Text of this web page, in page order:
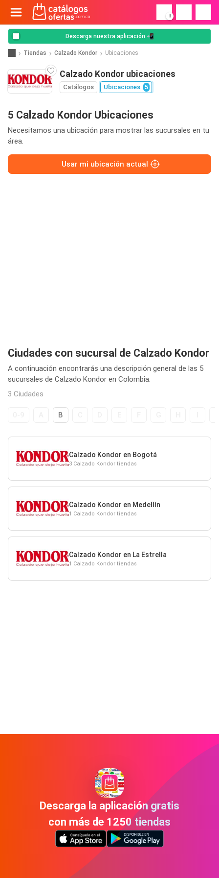
!
Descarga nuestra aplicación 📲
Tiendas Calzado Kondor Ubicaciones
Calzado Kondor ubicaciones
Catálogos Ubicaciones 5
5 Calzado Kondor Ubicaciones
Necesitamos una ubicación para mostrar las sucursales en tu
área.
Usar mi ubicación actual
Ciudades con sucursal de Calzado Kondor
A continuación encontrarás una descripción general de las 5
sucursales de Calzado Kondor en Colombia.
3 Ciudades
B
Calzado Kondor en Bogotá
3 Calzado Kondor tiendas
Calzado Kondor en Medellín
1 Calzado Kondor tiendas
Calzado Kondor en La Estrella
1 Calzado Kondor tiendas
Descarga la aplicación gratis
con más de 1250 tiendas